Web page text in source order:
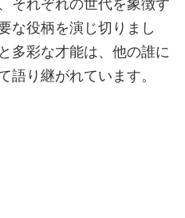
それぞれの世代を象徴す
な役柄を演じ切りまし
多彩な才能は、他の誰に
語り継がれています。